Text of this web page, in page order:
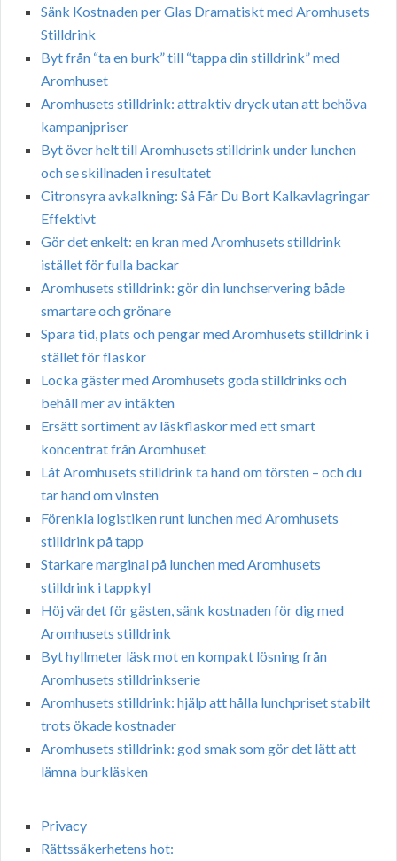
Sänk Kostnaden per Glas Dramatiskt med Aromhusets
Stilldrink
Byt från “ta en burk” till “tappa din stilldrink” med
Aromhuset
Aromhusets stilldrink: attraktiv dryck utan att behöva
kampanjpriser
Byt över helt till Aromhusets stilldrink under lunchen
och se skillnaden i resultatet
Citronsyra avkalkning: Så Får Du Bort Kalkavlagringar
Effektivt
Gör det enkelt: en kran med Aromhusets stilldrink
istället för fulla backar
Aromhusets stilldrink: gör din lunchservering både
smartare och grönare
Spara tid, plats och pengar med Aromhusets stilldrink i
stället för flaskor
Locka gäster med Aromhusets goda stilldrinks och
behåll mer av intäkten
Ersätt sortiment av läskflaskor med ett smart
koncentrat från Aromhuset
Låt Aromhusets stilldrink ta hand om törsten – och du
tar hand om vinsten
Förenkla logistiken runt lunchen med Aromhusets
stilldrink på tapp
Starkare marginal på lunchen med Aromhusets
stilldrink i tappkyl
Höj värdet för gästen, sänk kostnaden för dig med
Aromhusets stilldrink
Byt hyllmeter läsk mot en kompakt lösning från
Aromhusets stilldrinkserie
Aromhusets stilldrink: hjälp att hålla lunchpriset stabilt
trots ökade kostnader
Aromhusets stilldrink: god smak som gör det lätt att
lämna burkläsken
Privacy
Rättssäkerhetens hot: